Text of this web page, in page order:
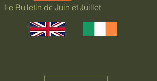
Le Bulletin de Juin et Juillet